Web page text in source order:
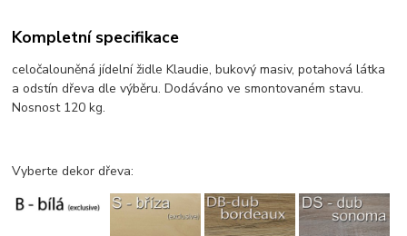
Kompletní specifikace
celočalouněná jídelní židle Klaudie, bukový masiv, potahová látka
a odstín dřeva dle výběru. Dodáváno ve smontovaném stavu.
Nosnost 120 kg.
Vyberte dekor dřeva: